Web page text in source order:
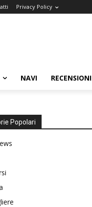
Privacy Policy
NAVI RECENSIONI
Popolari